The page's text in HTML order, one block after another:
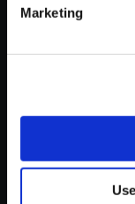
Marketing